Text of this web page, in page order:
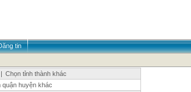
tin
| Chọn tỉnh thành khác
quận huyện khác